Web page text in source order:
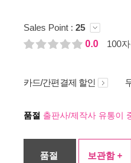
Sales Point : 25
0.0
100
카드/간편결제 할인
품절 출판사/제작사 유통이
품절 보관함 +